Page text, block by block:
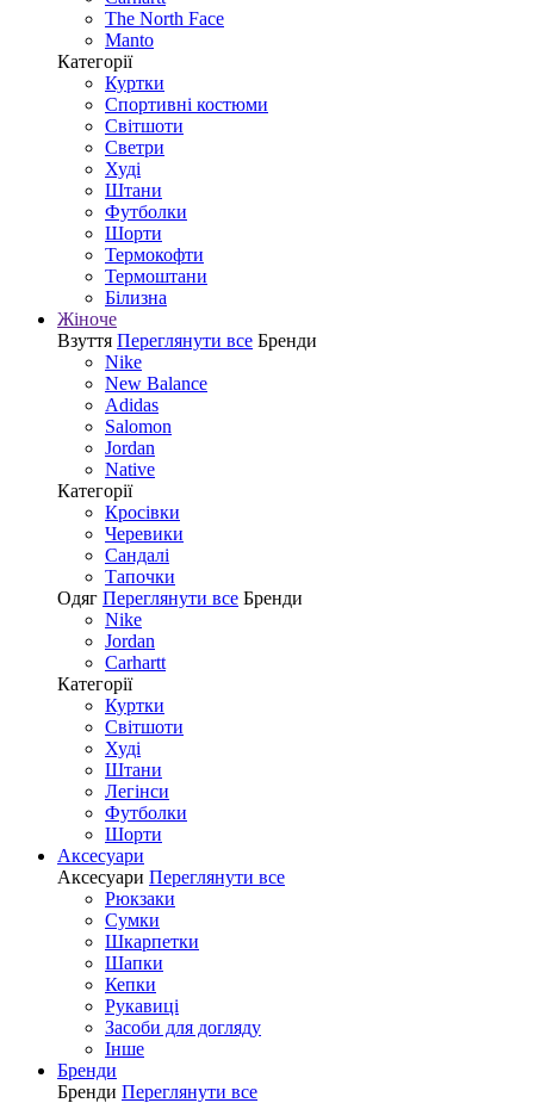
The North Face
Manto
Категорії
Куртки
Спортивні костюми
Світшоти
Светри
Худі
Штани
Футболки
Шорти
Термокофти
Термоштани
Білизна
Жіноче
Взуття Переглянути все Бренди
Nike
New Balance
Adidas
Salomon
Jordan
Native
Категорії
Кросівки
Черевики
Сандалі
Tапочки
Одяг Переглянути все Бренди
Nike
Jordan
Carhartt
Категорії
Куртки
Світшоти
Худі
Штани
Легінси
Футболки
Шорти
Аксесуари
Аксесуари Переглянути все
Рюкзаки
Сумки
Шкарпетки
Шапки
Кепки
Рукавиці
Засоби для догляду
Інше
Бренди
Бренди Переглянути все